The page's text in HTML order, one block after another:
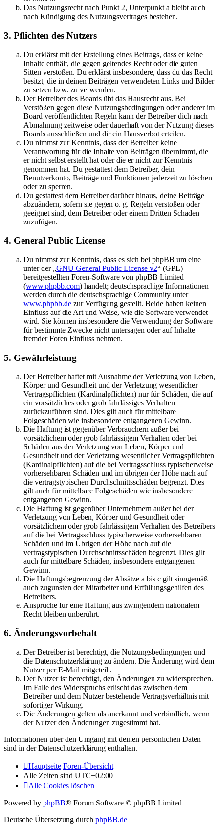
Das Nutzungsrecht nach Punkt 2, Unterpunkt a bleibt auch
nach Kündigung des Nutzungsvertrages bestehen.
3. Pflichten des Nutzers
Du erklärst mit der Erstellung eines Beitrags, dass er keine
Inhalte enthält, die gegen geltendes Recht oder die guten
Sitten verstoßen. Du erklärst insbesondere, dass du das Recht
besitzt, die in deinen Beiträgen verwendeten Links und Bilder
zu setzen bzw. zu verwenden.
Der Betreiber des Boards übt das Hausrecht aus. Bei
Verstößen gegen diese Nutzungsbedingungen oder anderer im
Board veröffentlichten Regeln kann der Betreiber dich nach
Abmahnung zeitweise oder dauerhaft von der Nutzung dieses
Boards ausschließen und dir ein Hausverbot erteilen.
Du nimmst zur Kenntnis, dass der Betreiber keine
Verantwortung für die Inhalte von Beiträgen übernimmt, die
er nicht selbst erstellt hat oder die er nicht zur Kenntnis
genommen hat. Du gestattest dem Betreiber, dein
Benutzerkonto, Beiträge und Funktionen jederzeit zu löschen
oder zu sperren.
Du gestattest dem Betreiber darüber hinaus, deine Beiträge
abzuändern, sofern sie gegen o. g. Regeln verstoßen oder
geeignet sind, dem Betreiber oder einem Dritten Schaden
zuzufügen.
4. General Public License
Du nimmst zur Kenntnis, dass es sich bei phpBB um eine
unter der „GNU General Public License v2“ (GPL)
bereitgestellten Foren-Software von phpBB Limited
(www.phpbb.com) handelt; deutschsprachige Informationen
werden durch die deutschsprachige Community unter
www.phpbb.de zur Verfügung gestellt. Beide haben keinen
Einfluss auf die Art und Weise, wie die Software verwendet
wird. Sie können insbesondere die Verwendung der Software
für bestimmte Zwecke nicht untersagen oder auf Inhalte
fremder Foren Einfluss nehmen.
5. Gewährleistung
Der Betreiber haftet mit Ausnahme der Verletzung von Leben,
Körper und Gesundheit und der Verletzung wesentlicher
Vertragspflichten (Kardinalpflichten) nur für Schäden, die auf
ein vorsätzliches oder grob fahrlässiges Verhalten
zurückzuführen sind. Dies gilt auch für mittelbare
Folgeschäden wie insbesondere entgangenen Gewinn.
Die Haftung ist gegenüber Verbrauchern außer bei
vorsätzlichem oder grob fahrlässigem Verhalten oder bei
Schäden aus der Verletzung von Leben, Körper und
Gesundheit und der Verletzung wesentlicher Vertragspflichten
(Kardinalpflichten) auf die bei Vertragsschluss typischerweise
vorhersehbaren Schäden und im übrigen der Höhe nach auf
die vertragstypischen Durchschnittsschäden begrenzt. Dies
gilt auch für mittelbare Folgeschäden wie insbesondere
entgangenen Gewinn.
Die Haftung ist gegenüber Unternehmern außer bei der
Verletzung von Leben, Körper und Gesundheit oder
vorsätzlichem oder grob fahrlässigem Verhalten des Betreibers
auf die bei Vertragsschluss typischerweise vorhersehbaren
Schäden und im Übrigen der Höhe nach auf die
vertragstypischen Durchschnittsschäden begrenzt. Dies gilt
auch für mittelbare Schäden, insbesondere entgangenen
Gewinn.
Die Haftungsbegrenzung der Absätze a bis c gilt sinngemäß
auch zugunsten der Mitarbeiter und Erfüllungsgehilfen des
Betreibers.
Ansprüche für eine Haftung aus zwingendem nationalem
Recht bleiben unberührt.
6. Änderungsvorbehalt
Der Betreiber ist berechtigt, die Nutzungsbedingungen und
die Datenschutzerklärung zu ändern. Die Änderung wird dem
Nutzer per E-Mail mitgeteilt.
Der Nutzer ist berechtigt, den Änderungen zu widersprechen.
Im Falle des Widerspruchs erlischt das zwischen dem
Betreiber und dem Nutzer bestehende Vertragsverhältnis mit
sofortiger Wirkung.
Die Änderungen gelten als anerkannt und verbindlich, wenn
der Nutzer den Änderungen zugestimmt hat.
Informationen über den Umgang mit deinen persönlichen Daten
sind in der Datenschutzerklärung enthalten.
Hauptseite Foren-Übersicht
Alle Zeiten sind UTC+02:00
Alle Cookies löschen
Powered by phpBB® Forum Software © phpBB Limited
Deutsche Übersetzung durch phpBB.de